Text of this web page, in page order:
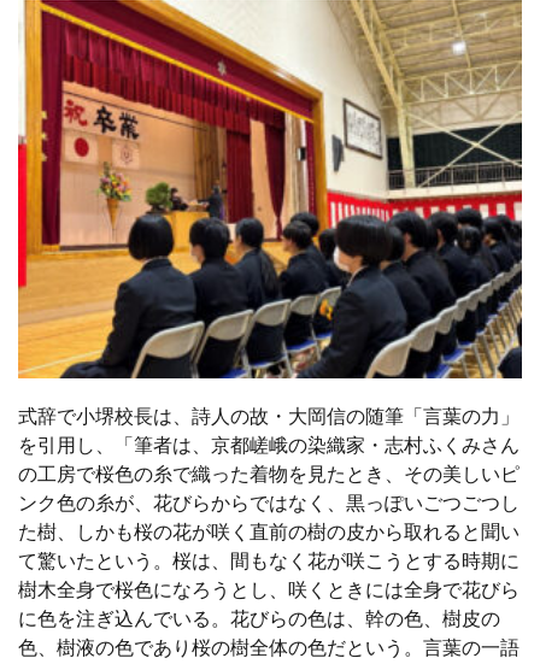
式辞で小堺校長は、詩人の故・大岡信の随筆「言葉の力」
を引用し、「筆者は、京都嵯峨の染織家・志村ふくみさん
の工房で桜色の糸で織った着物を見たとき、その美しいピ
ンク色の糸が、花びらからではなく、黒っぽいごつごつし
た樹、しかも桜の花が咲く直前の樹の皮から取れると聞い
て驚いたという。桜は、間もなく花が咲こうとする時期に
樹木全身で桜色になろうとし、咲くときには全身で花びら
に色を注ぎ込んでいる。花びらの色は、幹の色、樹皮の
色、樹液の色であり桜の樹全体の色だという。言葉の一語